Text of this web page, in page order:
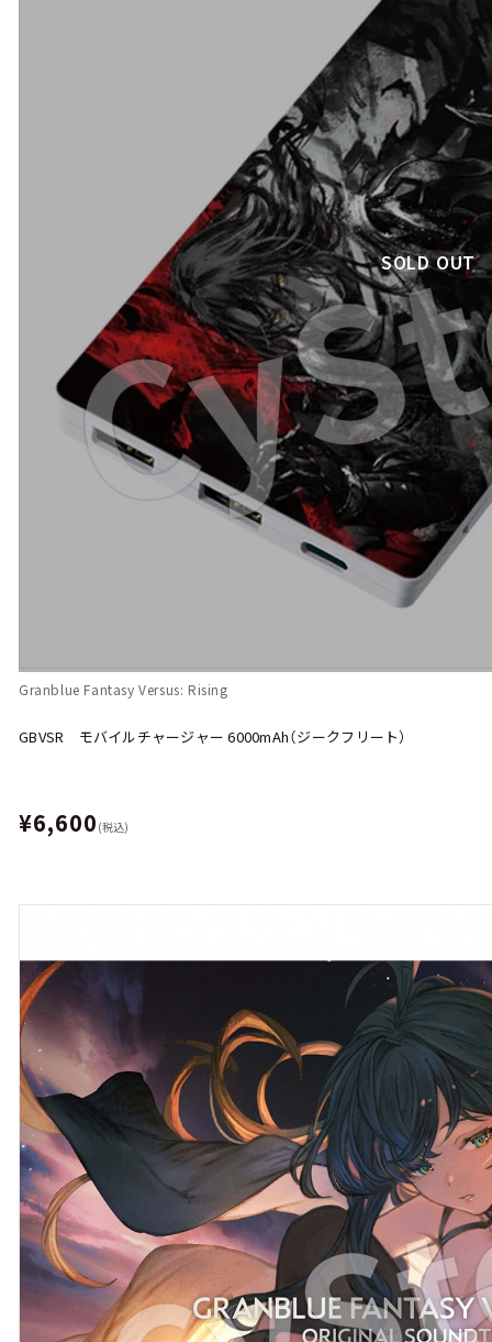
SOLD OUT
Granblue Fantasy Versus: Rising
GBVSR モバイルチャージャー 6000mAh（ジークフリート）
¥6,600 (税込)